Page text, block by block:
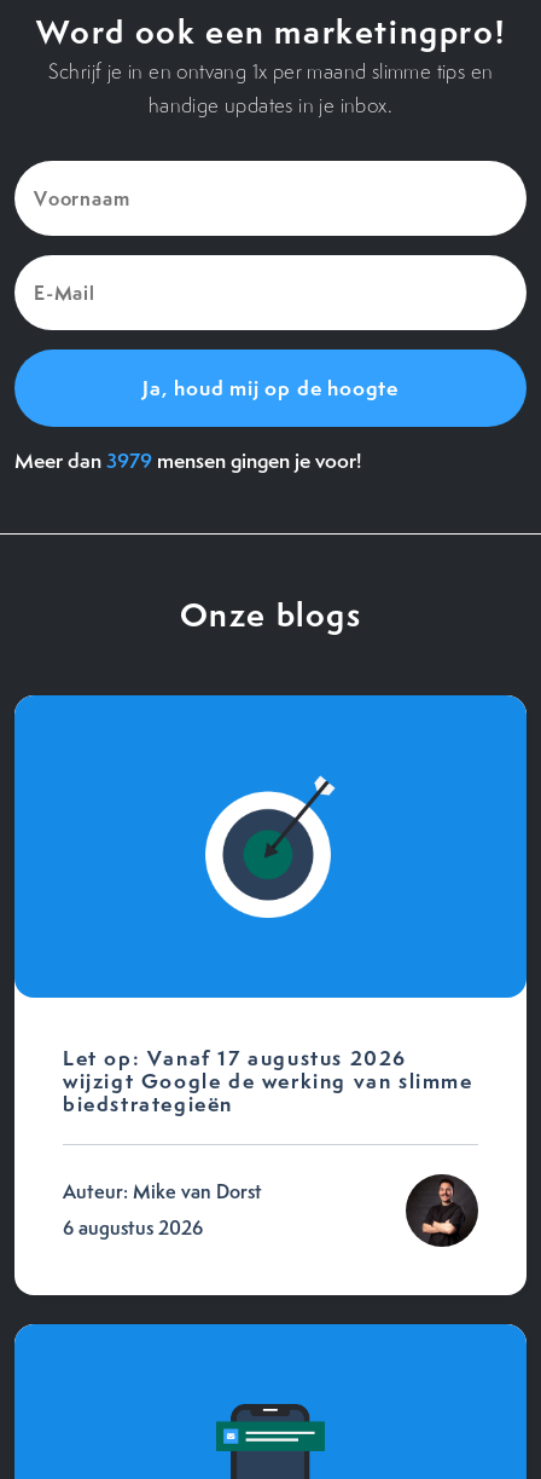
Word ook een marketingpro!
Schrijf je in en ontvang 1x per maand slimme tips en
handige updates in je inbox.
Voornaam
(Vereist)
E-
Mail
(Vereist)
Meer dan3979 mensen gingen je voor!
Onze blogs
Let op: Vanaf 17 augustus 2026
wijzigt Google de werking van slimme
biedstrategieën
Auteur: Mike van Dorst
6 augustus 2026